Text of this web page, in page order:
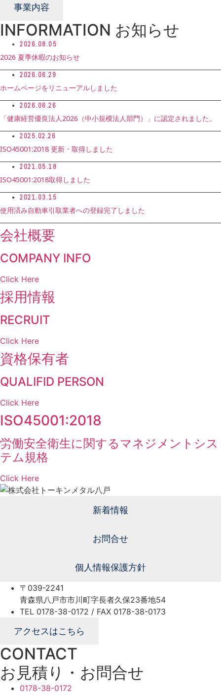
事業内容
INFORMATION お知らせ
2026.08.05
2026 夏季休暇のお知らせ
2026.06.29
ホームページをリニューアルしました
2026.06.26
「健康経営優良法人2026（中小規模法人部門）」に認定されました。
2025.02.26
ISO45001:2018 更新・取得しました
2021.05.18
ISO45001:2018取得しました
2021.03.15
使用済み自動車引取業者への登録完了しました
会社概要
COMPANY INFO
Click Here
採用情報
RECRUIT
Click Here
資格保有者
QUALIFID PERSON
Click Here
ISO45001:2018
労働安全衛生に関するマネジメントシス
テム規格
Click Here
新着情報
お問合せ
個人情報保護方針
〒039-2241
青森県八戸市市川町字長者久保23番地54
TEL 0178-38-0172 / FAX 0178-38-0173
アクセスはこちら
CONTACT
お見積り・お問合せ
0178-38-0172